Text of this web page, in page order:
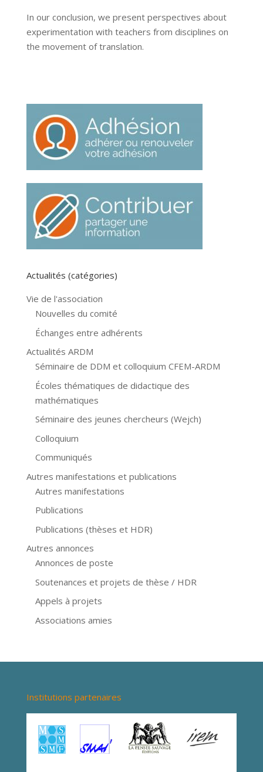
In our conclusion, we present perspectives about
experimentation with teachers from disciplines on
the movement of translation.
Actualités (catégories)
Vie de l'association
Nouvelles du comité
Échanges entre adhérents
Actualités ARDM
Séminaire de DDM et colloquium CFEM-ARDM
Écoles thématiques de didactique des
mathématiques
Séminaire des jeunes chercheurs (Wejch)
Colloquium
Communiqués
Autres manifestations et publications
Autres manifestations
Publications
Publications (thèses et HDR)
Autres annonces
Annonces de poste
Soutenances et projets de thèse / HDR
Appels à projets
Associations amies
Institutions partenaires